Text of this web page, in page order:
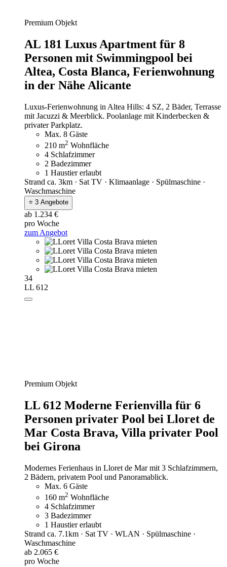
Premium Objekt
AL 181 Luxus Apartment für 8
Personen mit Swimmingpool bei
Altea, Costa Blanca, Ferienwohnung
in der Nähe Alicante
Luxus-Ferienwohnung in Altea Hills: 4 SZ, 2 Bäder, Terrasse
mit Jacuzzi & Meerblick. Poolanlage mit Kinderbecken &
privater Parkplatz.
Max. 8 Gäste
210 m2 Wohnfläche
4 Schlafzimmer
2 Badezimmer
1 Haustier erlaubt
Strand ca. 3km · Sat TV · Klimaanlage · Spülmaschine ·
Waschmaschine
⭐ 3 Angebote
ab 1.234 €
pro Woche
zum Angebot
34
LL 612
Premium Objekt
LL 612 Moderne Ferienvilla für 6
Personen privater Pool bei Lloret de
Mar Costa Brava, Villa privater Pool
bei Girona
Modernes Ferienhaus in Lloret de Mar mit 3 Schlafzimmern,
2 Bädern, privatem Pool und Panoramablick.
Max. 6 Gäste
160 m2 Wohnfläche
4 Schlafzimmer
3 Badezimmer
1 Haustier erlaubt
Strand ca. 7.1km · Sat TV · WLAN · Spülmaschine ·
Waschmaschine
ab 2.065 €
pro Woche